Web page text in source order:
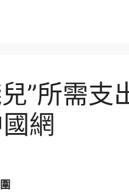
”所需支
網